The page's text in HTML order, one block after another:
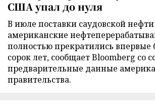
США упал до нуля
В июле поставки саудовской
американские
полностью прекратились впервые
сорок лет, сообщает Bloomberg со
предварительные данные
правительства.